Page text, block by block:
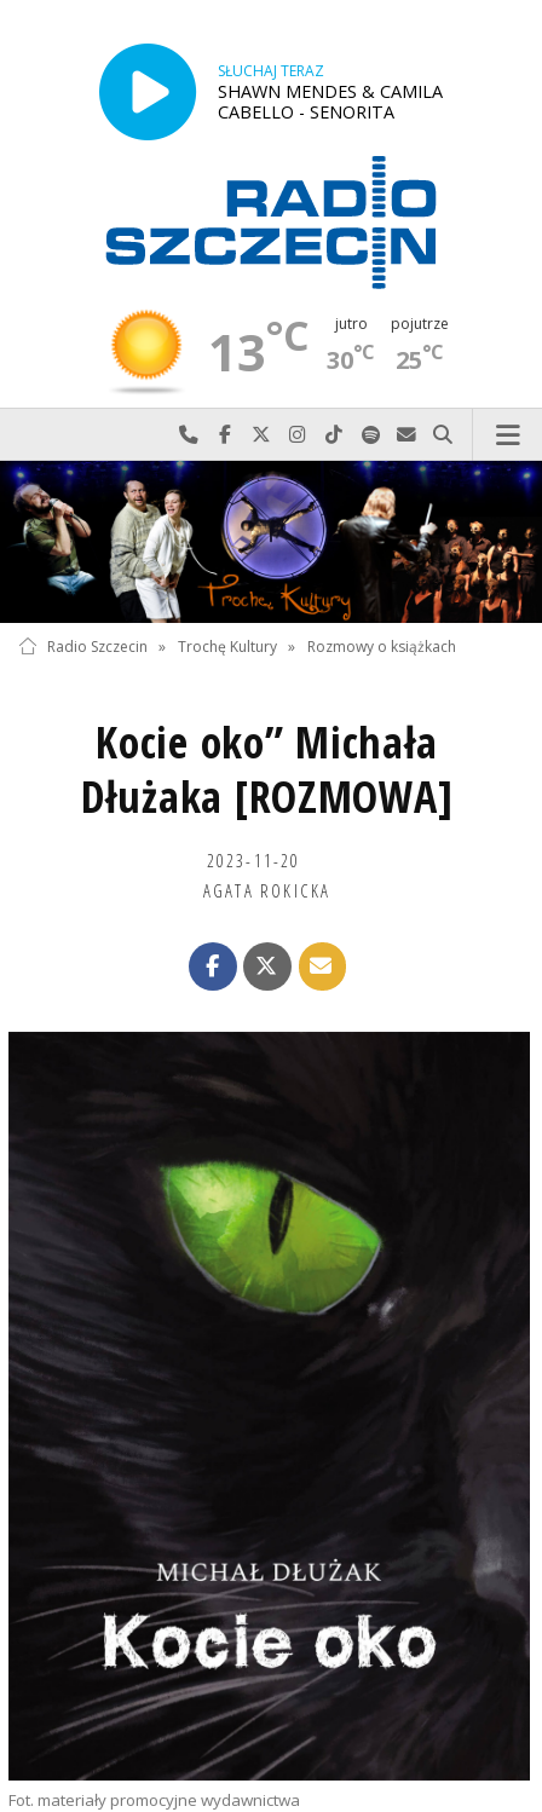
SŁUCHAJ TERAZ
SHAWN MENDES & CAMILA
CABELLO - SENORITA
13°C jutro
30°C
pojutrze
25°C
Najlepiej po prostu do nas zadzwoń
Odwiedź nas na Facebook-u
Odwiedź nas na X
Odwiedź nas na Instagram-ie
Odwiedź nas na TikTok-u
Szukaj nas na Spotify
Wyślij do nas
Szukaj
Radio Szczecin » Trochę Kultury » Rozmowy o książkach
Kocie oko” Michała
Dłużaka [ROZMOWA]
2023-11-20
AGATA ROKICKA
Fot. materiały promocyjne wydawnictwa